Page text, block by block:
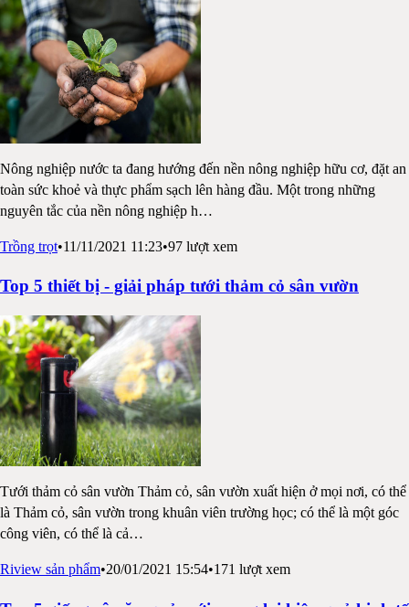
Nông nghiệp nước ta đang hướng đến nền nông nghiệp hữu cơ, đặt an
toàn sức khoẻ và thực phẩm sạch lên hàng đầu. Một trong những
nguyên tắc của nền nông nghiệp h…
Trồng trọt•11/11/2021 11:23•97 lượt xem
Top 5 thiết bị - giải pháp tưới thảm cỏ sân vườn
Tưới thảm cỏ sân vườn Thảm cỏ, sân vườn xuất hiện ở mọi nơi, có thể
là Thảm cỏ, sân vườn trong khuân viên trường học; có thể là một góc
công viên, có thể là cả…
Riview sản phẩm•20/01/2021 15:54•171 lượt xem